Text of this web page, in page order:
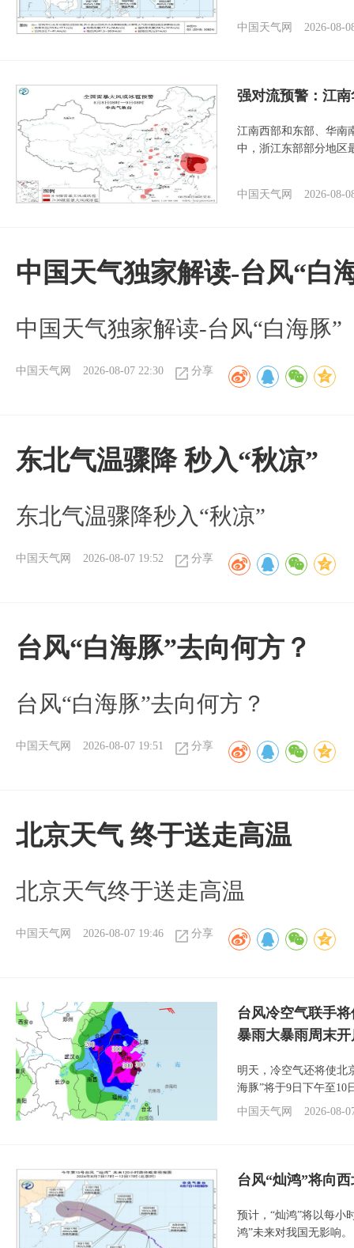
中国天气网 2026-08-
强对流预警：江
江南西部和东部、华南
中，浙江东部部分地区
中国天气网 2026-08-
中国天气独家解读-台风“白
中国天气独家解读-台风“白海豚”
中国天气网 2026-08-07 22:30 分享
东北气温骤降 秒入“秋凉”
东北气温骤降秒入“秋凉”
中国天气网 2026-08-07 19:52 分享
台风“白海豚”去向何方？
台风“白海豚”去向何方？
中国天气网 2026-08-07 19:51 分享
北京天气 终于送走高温
北京天气终于送走高温
中国天气网 2026-08-07 19:46 分享
台风冷空气联手
暴雨大暴雨周末开
明天，冷空气还将使北
海豚”将于9日下午至10
中国天气网
2026-08-
台风“灿鸿”将向
预计，“灿鸿”将以每小
鸿”未来对我国无影响。